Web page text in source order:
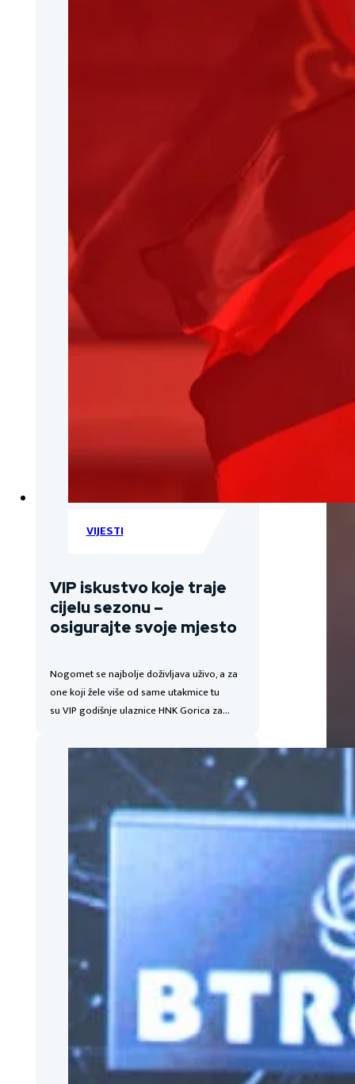
VIJESTI
VIP iskustvo koje traje
cijelu sezonu –
osigurajte svoje mjesto
Nogomet se najbolje doživljava uživo, a za
one koji žele više od same utakmice tu
su VIP godišnje ulaznice HNK Gorica za…